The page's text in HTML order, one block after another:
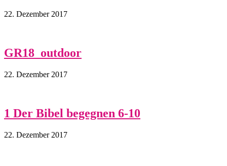
22. Dezember 2017
GR18_outdoor
22. Dezember 2017
1 Der Bibel begegnen 6-10
22. Dezember 2017